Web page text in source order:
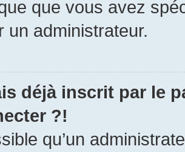
que vous avez
un administrateur.
déjà inscrit par le
?!
qu’un